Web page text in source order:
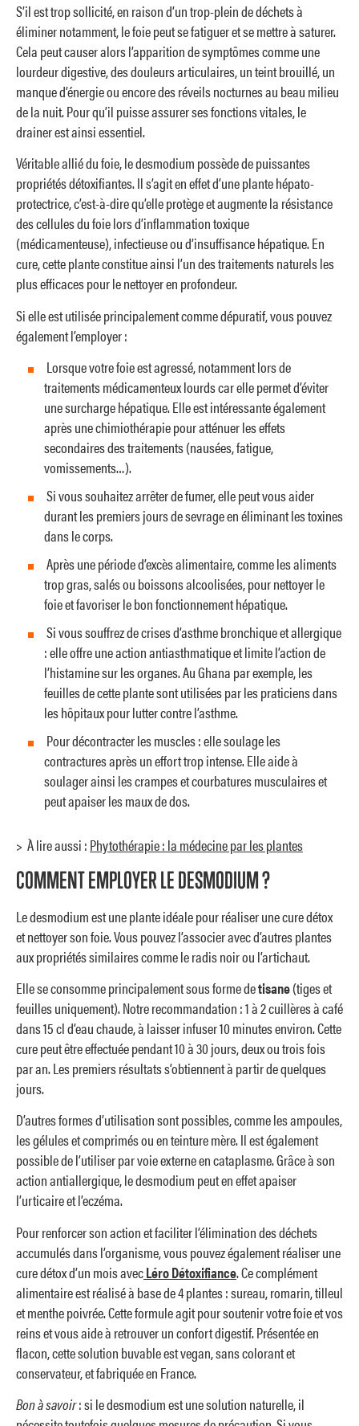
S’il est trop sollicité, en raison d’un trop-plein de déchets à
éliminer notamment, le foie peut se fatiguer et se mettre à saturer.
Cela peut causer alors l’apparition de symptômes comme une
lourdeur digestive, des douleurs articulaires, un teint brouillé, un
manque d’énergie ou encore des réveils nocturnes au beau milieu
de la nuit. Pour qu’il puisse assurer ses fonctions vitales, le
drainer est ainsi essentiel.
Véritable allié du foie, le desmodium possède de puissantes
propriétés détoxifiantes. Il s’agit en effet d’une plante hépato-
protectrice, c’est-à-dire qu’elle protège et augmente la résistance
des cellules du foie lors d’inflammation toxique
(médicamenteuse), infectieuse ou d’insuffisance hépatique. En
cure, cette plante constitue ainsi l’un des traitements naturels les
plus efficaces pour le nettoyer en profondeur.
Si elle est utilisée principalement comme dépuratif, vous pouvez
également l’employer :
Lorsque votre foie est agressé, notamment lors de
traitements médicamenteux lourds car elle permet d’éviter
une surcharge hépatique. Elle est intéressante également
après une chimiothérapie pour atténuer les effets
secondaires des traitements (nausées, fatigue,
vomissements…).
Si vous souhaitez arrêter de fumer, elle peut vous aider
durant les premiers jours de sevrage en éliminant les toxines
dans le corps.
Après une période d’excès alimentaire, comme les aliments
trop gras, salés ou boissons alcoolisées, pour nettoyer le
foie et favoriser le bon fonctionnement hépatique.
Si vous souffrez de crises d’asthme bronchique et allergique
: elle offre une action antiasthmatique et limite l’action de
l’histamine sur les organes. Au Ghana par exemple, les
feuilles de cette plante sont utilisées par les praticiens dans
les hôpitaux pour lutter contre l’asthme.
Pour décontracter les muscles : elle soulage les
contractures après un effort trop intense. Elle aide à
soulager ainsi les crampes et courbatures musculaires et
peut apaiser les maux de dos.
> À lire aussi : Phytothérapie : la médecine par les plantes
COMMENT EMPLOYER LE DESMODIUM ?
Le desmodium est une plante idéale pour réaliser une cure détox
et nettoyer son foie. Vous pouvez l’associer avec d’autres plantes
aux propriétés similaires comme le radis noir ou l’artichaut.
Elle se consomme principalement sous forme detisane(tiges et
feuilles uniquement). Notre recommandation : 1 à 2 cuillères à café
dans 15 cl d’eau chaude, à laisser infuser 10 minutes environ. Cette
cure peut être effectuée pendant 10 à 30 jours, deux ou trois fois
par an. Les premiers résultats s’obtiennent à partir de quelques
jours.
D’autres formes d’utilisation sont possibles, comme les ampoules,
les gélules et comprimés ou en teinture mère. Il est également
possible de l’utiliser par voie externe en cataplasme. Grâce à son
action antiallergique, le desmodium peut en effet apaiser
l’urticaire et l’eczéma.
Pour renforcer son action et faciliter l’élimination des déchets
accumulés dans l’organisme, vous pouvez également réaliser une
cure détox d’un mois avecLéro Détoxifiance. Ce complément
alimentaire est réalisé à base de 4 plantes : sureau, romarin, tilleul
et menthe poivrée. Cette formule agit pour soutenir votre foie et vos
reins et vous aide à retrouver un confort digestif. Présentée en
flacon, cette solution buvable est vegan, sans colorant et
conservateur, et fabriquée en France.
Bon à savoir: si le desmodium est une solution naturelle, il